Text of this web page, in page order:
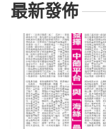
最新發佈